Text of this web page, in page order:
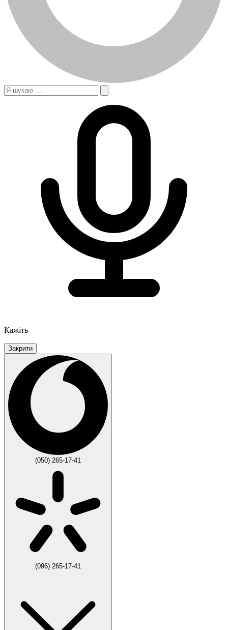
Кажіть
Закрити
(050) 265-17-41
(096) 265-17-41